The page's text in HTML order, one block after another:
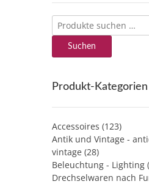
Suchen
nach:
Suchen
Produkt-Kategorien
Accessoires (123)
Antik und Vintage -
vintage (28)
Beleuchtung - Lighting
Drechselwaren nach